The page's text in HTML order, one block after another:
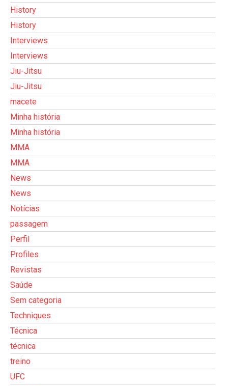
History
History
Interviews
Interviews
Jiu-Jitsu
Jiu-Jitsu
macete
Minha história
Minha história
MMA
MMA
News
News
Notícias
passagem
Perfil
Profiles
Revistas
Saúde
Sem categoria
Techniques
Técnica
técnica
treino
UFC